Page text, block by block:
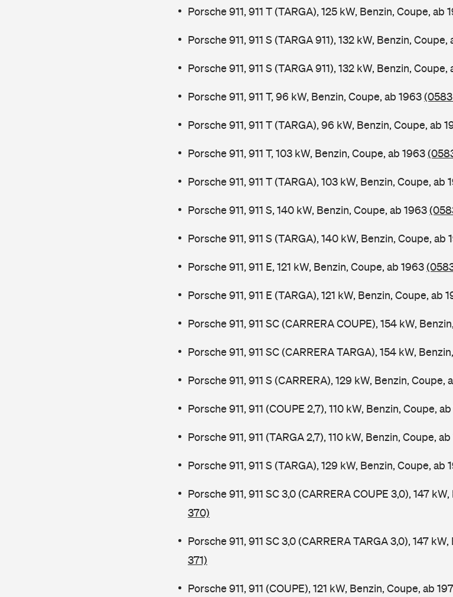
Porsche 911, 911 T (TARGA), 125 kW, Benzin, Coupe, ab
Porsche 911, 911 S (TARGA 911), 132 kW, Benzin, Coupe,
Porsche 911, 911 S (TARGA 911), 132 kW, Benzin, Coupe,
Porsche 911, 911 T, 96 kW, Benzin, Coupe, ab 1963
Porsche 911, 911 T (TARGA), 96 kW, Benzin, Coupe, ab
Porsche 911, 911 T, 103 kW, Benzin, Coupe, ab 1963
Porsche 911, 911 T (TARGA), 103 kW, Benzin, Coupe, ab
Porsche 911, 911 S, 140 kW, Benzin, Coupe, ab 1963
Porsche 911, 911 S (TARGA), 140 kW, Benzin, Coupe, ab
Porsche 911, 911 E, 121 kW, Benzin, Coupe, ab 1963
Porsche 911, 911 E (TARGA), 121 kW, Benzin, Coupe, ab
Porsche 911, 911 SC (CARRERA COUPE), 154 kW,
Porsche 911, 911 SC (CARRERA TARGA), 154 kW,
Porsche 911, 911 S (CARRERA), 129 kW, Benzin, Coupe,
Porsche 911, 911 (COUPE 2,7), 110 kW, Benzin, Coupe,
Porsche 911, 911 (TARGA 2,7), 110 kW, Benzin, Coupe,
Porsche 911, 911 S (TARGA), 129 kW, Benzin, Coupe, ab
Porsche 911, 911 SC 3,0 (CARRERA COUPE 3,0), 147
370)
Porsche 911, 911 SC 3,0 (CARRERA TARGA 3,0), 147
371)
Porsche 911, 911 (COUPE), 121 kW, Benzin, Coupe, ab